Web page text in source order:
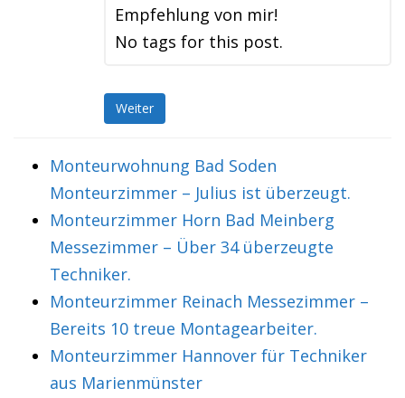
Empfehlung von mir!
No tags for this post.
Weiter
Monteurwohnung Bad Soden
Monteurzimmer – Julius ist überzeugt.
Monteurzimmer Horn Bad Meinberg
Messezimmer – Über 34 überzeugte
Techniker.
Monteurzimmer Reinach Messezimmer –
Bereits 10 treue Montagearbeiter.
Monteurzimmer Hannover für Techniker
aus Marienmünster